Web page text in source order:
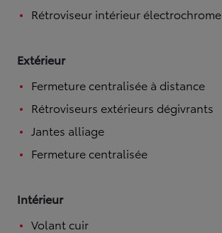
Rétroviseur intérieur électrochrome
Extérieur
Fermeture centralisée à distance
Rétroviseurs extérieurs dégivrants
Jantes alliage
Fermeture centralisée
Intérieur
Volant cuir